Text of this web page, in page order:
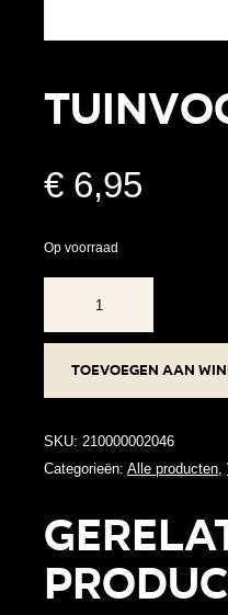
€ 6,95
Op voorraad
aantal
Toevoegen aan
SKU: 210000002046
Categorieën: Alle producten